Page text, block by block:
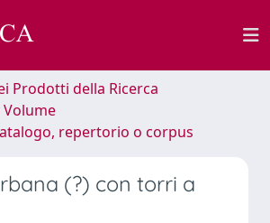
Prodotti della Ricerca
repertorio o corpus
(?) con torri a